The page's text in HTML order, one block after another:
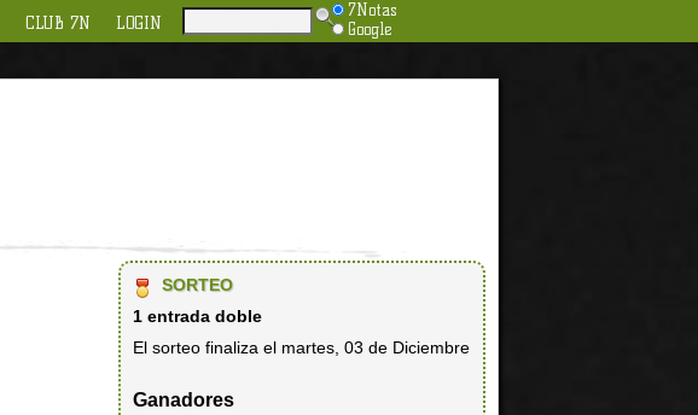
CLUB 7N LOGIN
7Notas
Google
SORTEO
1 entrada doble
El sorteo finaliza el martes, 03 de Diciembre
Ganadores